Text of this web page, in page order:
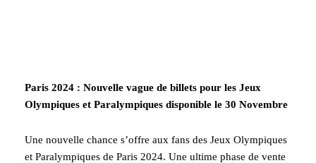
Paris 2024 : Nouvelle vague de billets pour les Jeux
Olympiques et Paralympiques disponible le 30 Novembre
Une nouvelle chance s’offre aux fans des Jeux Olympiques
et Paralympiques de Paris 2024. Une ultime phase de vente